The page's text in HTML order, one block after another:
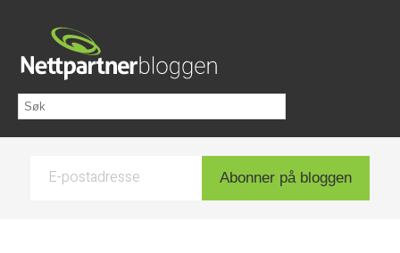
E-postadresse Abonner på bloggen